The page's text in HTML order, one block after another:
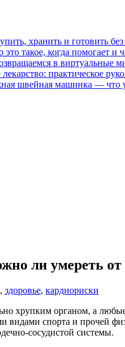
хранить и готовить
такое, когда помогает и
в виртуальные
практическое
швейная машинка — что
ли умереть от
, здоровье, кардиориски
хрупким органом, а
видами спорта и прочей
сосудистой системы.